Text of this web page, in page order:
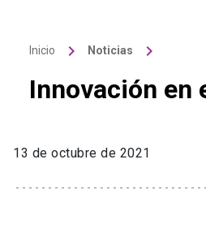
Inicio keyboard_arrow_right Noticias keyboard_arrow_right
Innovación en
13 de octubre de 2021